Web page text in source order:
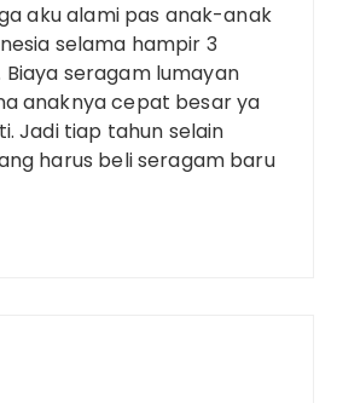
aku alami pas anak-anak
selama hampir 3
seragam lumayan
anaknya cepat besar ya
Jadi tiap tahun selain
harus beli seragam baru